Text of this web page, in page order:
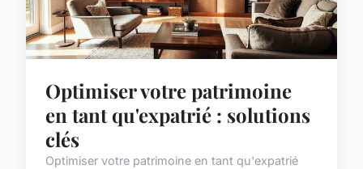
Optimiser votre patrimoine
en tant qu'expatrié : solutions
clés
Optimiser votre patrimoine en tant qu'expatrié